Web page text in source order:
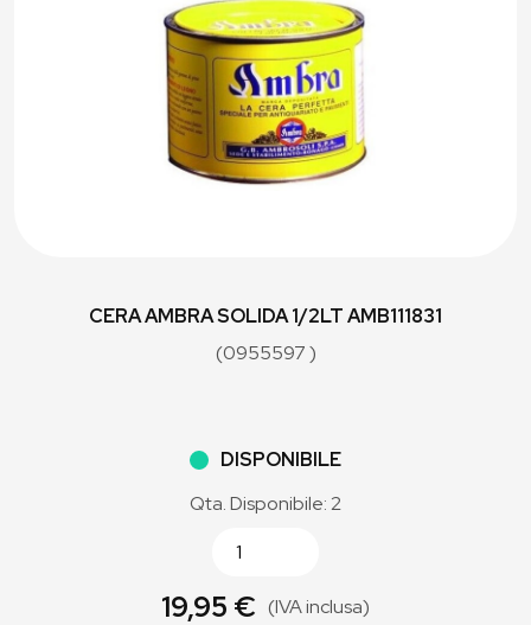
CERA AMBRA SOLIDA 1/2LT AMB111831
(0955597 )
DISPONIBILE
Qta. Disponibile: 2
19,95 € (IVA inclusa)